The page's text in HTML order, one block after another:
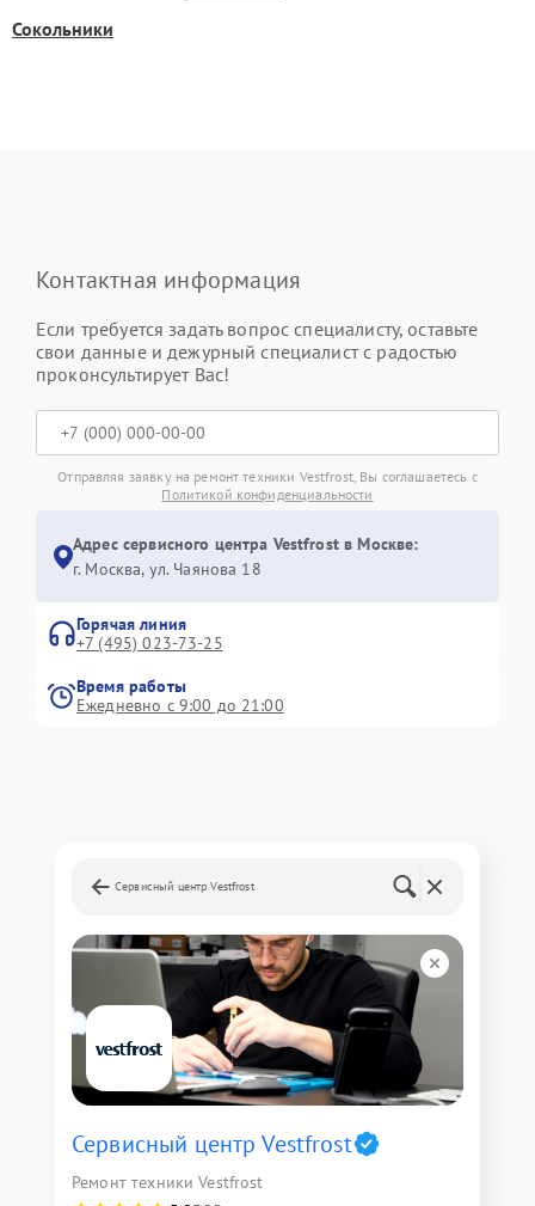
Сокольники
Контактная информация
Если требуется задать вопрос специалисту, оставьте
свои данные и дежурный специалист с радостью
проконсультирует Вас!
Отправляя заявку на ремонт техники Vestfrost, Вы соглашаетесь с
Политикой конфиденциальности
Адрес сервисного центра Vestfrost в Москве:
г. Москва, ул. Чаянова 18
Горячая линия
+7 (495) 023-73-25
Время работы
Ежедневно с 9:00 до 21:00
Сервисный центр Vestfrost
Сервисный центр Vestfrost
Ремонт техники Vestfrost